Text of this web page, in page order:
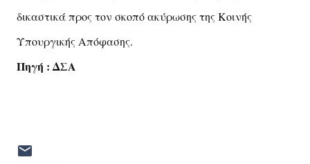
δικαστικά προς τον σκοπό ακύρωσης της Κοινής
Υπουργικής Απόφασης.
Πηγή : ΔΣΑ